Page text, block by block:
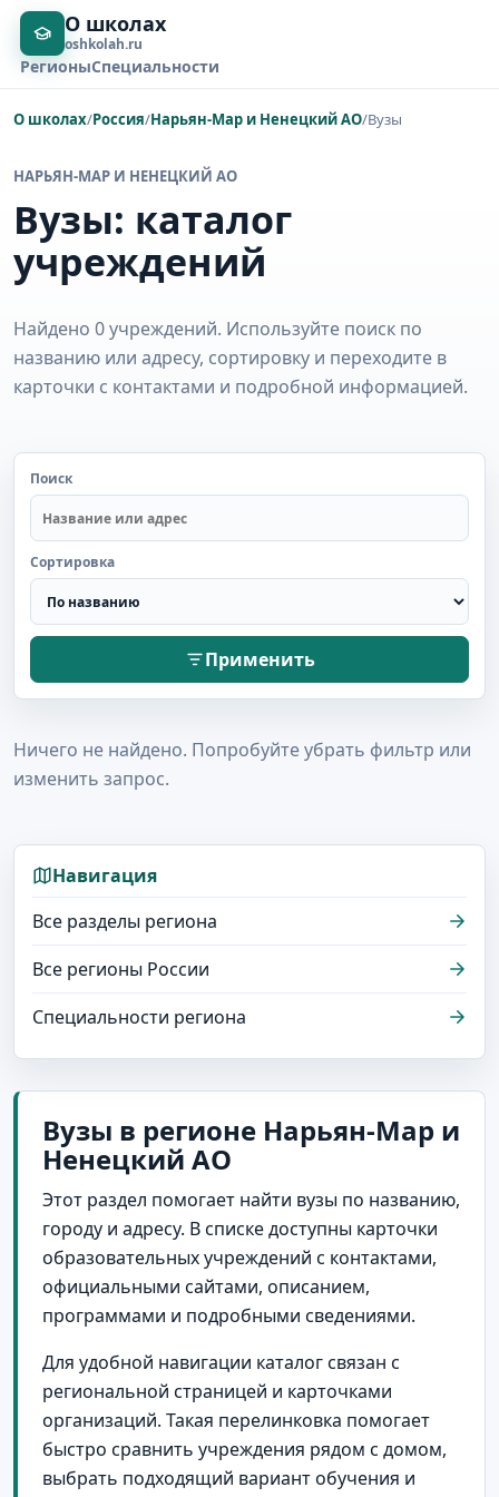
О школах
oshkolah.ru
РегионыСпециальности
О школах/Россия/Нарьян-Мар и Ненецкий АО/Вузы
НАРЬЯН-МАР И НЕНЕЦКИЙ АО
Вузы: каталог
учреждений
Найдено 0 учреждений. Используйте поиск по
названию или адресу, сортировку и переходите в
карточки с контактами и подробной информацией.
Поиск
Сортировка
Применить
Ничего не найдено. Попробуйте убрать фильтр или
изменить запрос.
Навигация
Все разделы региона
Все регионы России
Специальности региона
Вузы в регионе Нарьян-Мар и
Ненецкий АО
Этот раздел помогает найти вузы по названию,
городу и адресу. В списке доступны карточки
образовательных учреждений с контактами,
официальными сайтами, описанием,
программами и подробными сведениями.
Для удобной навигации каталог связан с
региональной страницей и карточками
организаций. Такая перелинковка помогает
быстро сравнить учреждения рядом с домом,
выбрать подходящий вариант обучения и